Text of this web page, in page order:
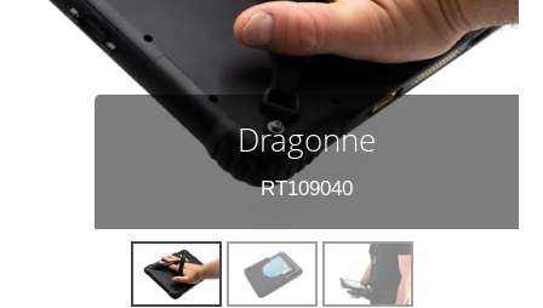
Dragonne
RT109040